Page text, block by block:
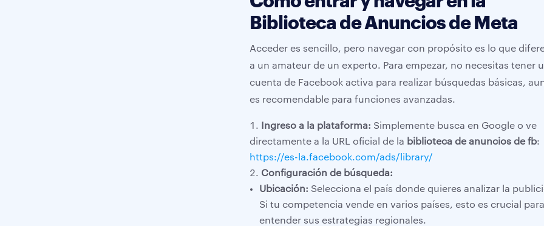
Biblioteca de Anuncios de Meta
Acceder es sencillo, pero navegar con propósito es lo que
a un amateur de un experto. Para empezar, no necesitas tener
cuenta de Facebook activa para realizar búsquedas básicas,
es recomendable para funciones avanzadas.
Ingreso a la plataforma: Simplemente busca en Google o ve
directamente a la URL oficial de la biblioteca de anuncios de fb:
https://es-la.facebook.com/ads/library/
Configuración de búsqueda:
Ubicación: Selecciona el país donde quieres analizar la
Si tu competencia vende en varios países, esto es crucial para
entender sus estrategias regionales.